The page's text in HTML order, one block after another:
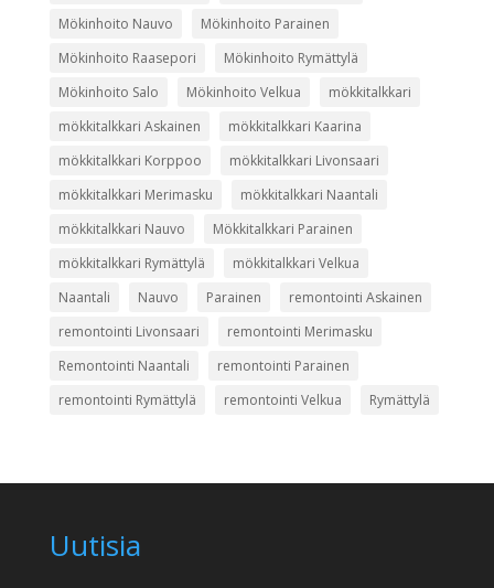
Mökinhoito Nauvo
Mökinhoito Parainen
Mökinhoito Raasepori
Mökinhoito Rymättylä
Mökinhoito Salo
Mökinhoito Velkua
mökkitalkkari
mökkitalkkari Askainen
mökkitalkkari Kaarina
mökkitalkkari Korppoo
mökkitalkkari Livonsaari
mökkitalkkari Merimasku
mökkitalkkari Naantali
mökkitalkkari Nauvo
Mökkitalkkari Parainen
mökkitalkkari Rymättylä
mökkitalkkari Velkua
Naantali
Nauvo Parainen
remontointi Askainen
remontointi Livonsaari
remontointi Merimasku
Remontointi Naantali
remontointi Parainen
remontointi Rymättylä
remontointi Velkua Rymättylä
Uutisia